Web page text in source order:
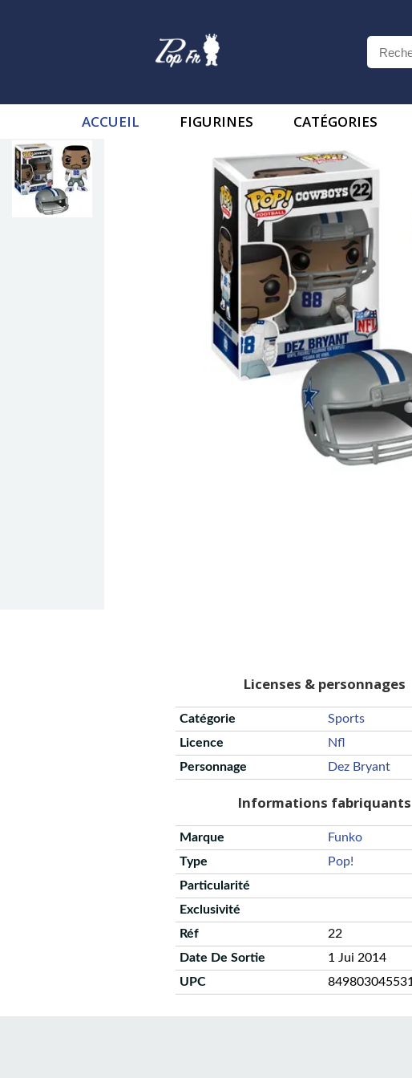
ACCUEIL FIGURINES CATÉGORIES
Licenses & personnages
Catégorie
Sports
Licence
Nfl
Personnage
Dez Bryant
Informations fabriquants
Marque
Funko
Type
Pop!
Particularité
Exclusivité
Réf
22
Date De Sortie
1 Jui 2014
UPC
849803045531